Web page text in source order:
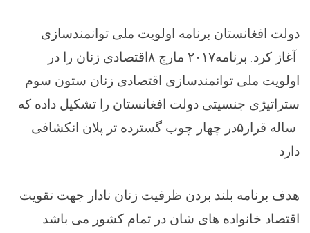
دولت افغانستان برنامه اولویت ملی توانمندسازی
اقتصادی زنان را در۸ مارچ ۲۰۱۷آغاز کرد. برنامه
اولویت ملی توانمندسازی اقتصادی زنان ستون سوم
ستراتیژی جنسیتی دولت افغانستان را تشکیل داده که
در چهار چوب گسترده تر پلان انکشافی۵ ساله قرار
دارد
هدف برنامه بلند بردن ظرفیت زنان نادار جهت تقویت
اقتصاد خانواده های شان در تمام کشور می باشد.